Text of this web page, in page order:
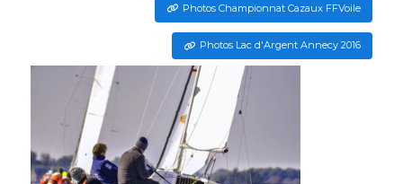
Photos Championnat Cazaux FFVoile
Photos Lac d'Argent Annecy 2016